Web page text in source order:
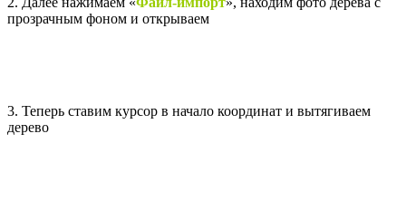
прозрачным фоном и открываем
3. Теперь ставим курсор в начало координат и вытягиваем
дерево